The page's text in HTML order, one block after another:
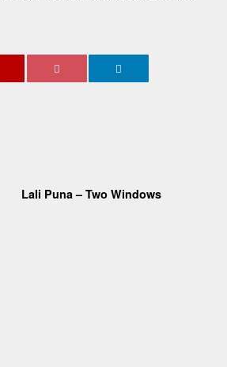
Lali Puna – Two Windows